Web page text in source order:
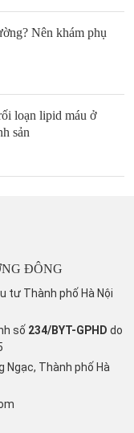
Nên khám phụ
loạn lipid máu ở
sản
ĐÔNG
tư Thành phố Hà Nội
số 234/BYT-GPHD do
Ngạc, Thành phố Hà